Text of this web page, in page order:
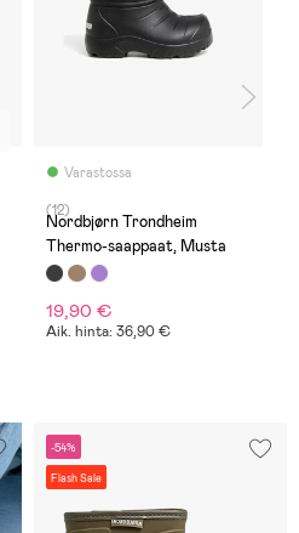
Varastossa
(12)
Nordbjørn Trondheim
Thermo-saappaat, Musta
19,90 €
Aik. hinta: 36,90 €
-54%
Flash Sale